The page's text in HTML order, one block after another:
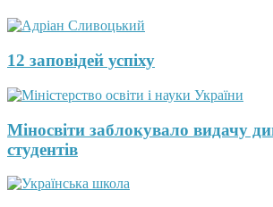
12 заповідей успіху
Міносвіти заблокувало видачу
студентів